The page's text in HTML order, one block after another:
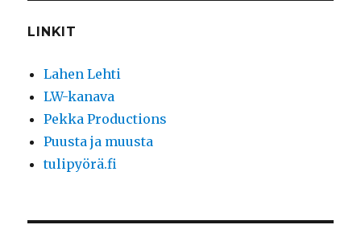
LINKIT
Lahen Lehti
LW-kanava
Pekka Productions
Puusta ja muusta
tulipyörä.fi